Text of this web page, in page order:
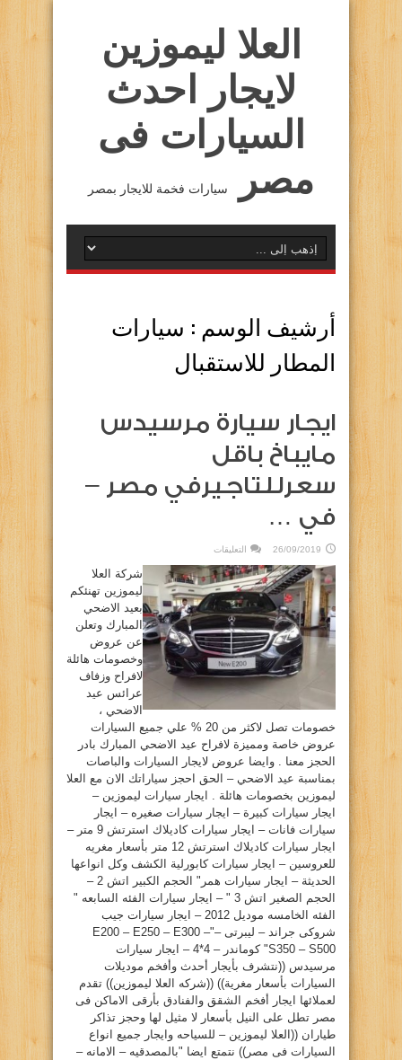
العلا ليموزين
لايجار احدث
السيارات فى
مصر
سيارات فخمة للايجار بمصر
أرشيف الوسم : سيارات
المطار للاستقبال
ايجار سيارة مرسيدس
مايباخ باقل
سعرللتاجيرفي مصر –
في …
26/09/2019 التعليقات
سيارة
مرسيدس
مايباخ
باقل
سعرللتاجيرفي
مصر
–
في
…
مغلقة
شركة العلا
ليموزين تهنئكم
بعيد الاضحي
المبارك وتعلن
عن عروض
وخصومات هائلة
لافراح وزفاف
عرائس عيد
الاضحي ،
خصومات تصل لاكثر من 20 % علي جميع السيارات
عروض خاصة ومميزة لافراح عيد الاضحي المبارك بادر
الحجز معنا . وايضا عروض لايجار السيارات والباصات
بمناسبة عيد الاضحي – الحق احجز سياراتك الان مع العلا
ليموزين بخصومات هائلة . ايجار سيارات ليموزين –
ايجار سيارات كبيرة – ايجار سيارات صغيره – ايجار
سيارات فانات – ايجار سيارات كاديلاك استرتش 9 متر –
ايجار سيارات كاديلاك استرتش 12 متر بأسعار مغريه
للعروسين – ايجار سيارات كابورلية الكشف وكل انواعها
الحديثة – ايجار سيارات همر" الحجم الكبير اتش 2 –
الحجم الصغير اتش 3 " – ايجار سيارات الفئه السابعه "
الفئه الخامسه موديل 2012 – ايجار سيارات جيب
شروكى جراند – ليبرتى –"E200 – E250 – E300 –
S350 – S500" كوماندر – 4*4 – ايجار سيارات
مرسيدس ((نتشرف بأيجار أحدث وأفخم موديلات
السيارات بأسعار مغرية)) ((شركه العلا ليموزين)) تقدم
لعملائها ايجار أفخم الشقق والفنادق بأرقى الاماكن فى
مصر تطل على النيل بأسعار لا مثيل لها وحجز تذاكر
طياران ((العلا ليموزين – للسياحه وايجار جميع انواع
السيارات فى مصر)) نتمتع ايضا "بالمصدقيه – الامانه –